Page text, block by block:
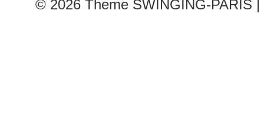
© 2026 Theme SWINGING-PARIS